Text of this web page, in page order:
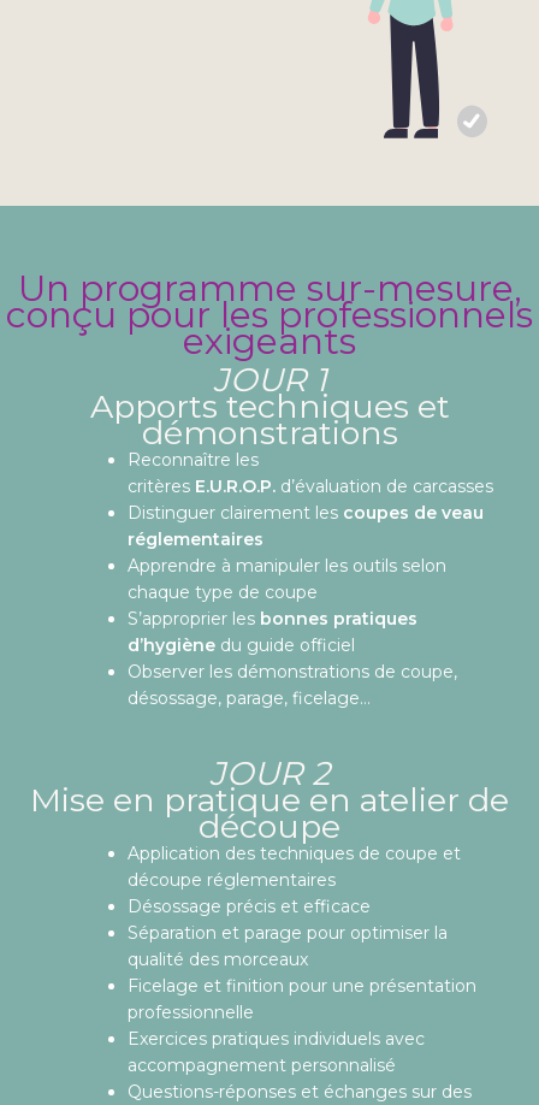
Un programme sur-mesure,
conçu pour les professionnels
exigeants
JOUR 1
Apports techniques et
démonstrations
Reconnaître les
critères E.U.R.O.P. d’évaluation de carcasses
Distinguer clairement les coupes de veau
réglementaires
Apprendre à manipuler les outils selon
chaque type de coupe
S’approprier les bonnes pratiques
d’hygiène du guide officiel
Observer les démonstrations de coupe,
désossage, parage, ficelage…
JOUR 2
Mise en pratique en atelier de
découpe
Application des techniques de coupe et
découpe réglementaires
Désossage précis et efficace
Séparation et parage pour optimiser la
qualité des morceaux
Ficelage et finition pour une présentation
professionnelle
Exercices pratiques individuels avec
accompagnement personnalisé
Questions-réponses et échanges sur des